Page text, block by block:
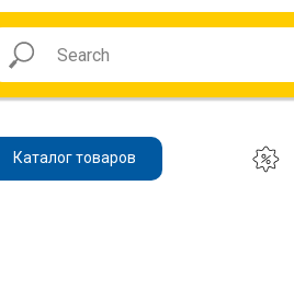
Каталог товаров